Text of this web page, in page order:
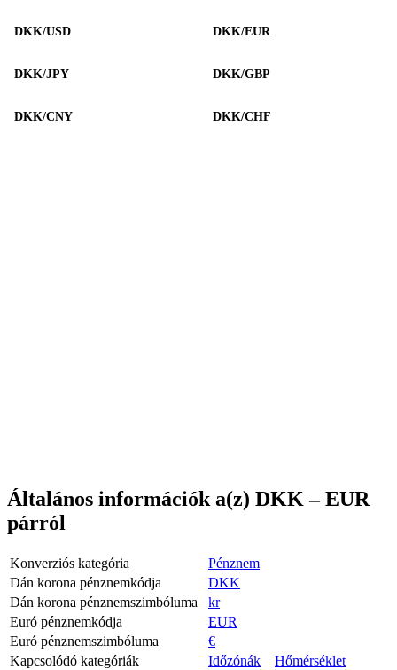
DKK/USD DKK/EUR
DKK/JPY DKK/GBP
DKK/CNY DKK/CHF
Általános információk a(z) DKK – EUR
párról
Konverziós kategória
Pénznem
Dán korona pénznemkódja
DKK
Dán korona pénznemszimbóluma
kr
Euró pénznemkódja
EUR
Euró pénznemszimbóluma
€
Kapcsolódó kategóriák
Időzónák Hőmérséklet